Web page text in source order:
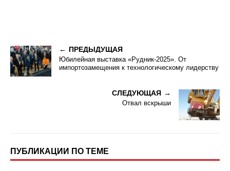
ПРЕДЫДУЩАЯ
Юбилейная выставка «Рудник-2025». От
импортозамещения к технологическому лидерству
СЛЕДУЮЩАЯ
Отвал вскрыши
ПУБЛИКАЦИИ ПО ТЕМЕ